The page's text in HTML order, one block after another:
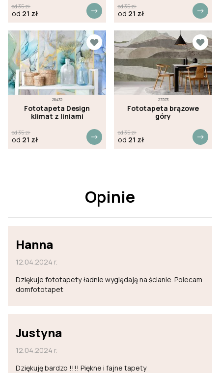
od35zł
od 21 zł
od35zł
od 21 zł
26432
Fototapeta Design
klimat z liniami
od35zł
od 21 zł
27573
Fototapeta brązowe
góry
od35zł
od 21 zł
Opinie
Hanna
12.04.2024 r.
Dziękuje fototapety ładnie wyglądają na ścianie. Polecam
domfototapet
Justyna
12.04.2024 r.
Dziękuję bardzo !!!! Piękne i fajne tapety